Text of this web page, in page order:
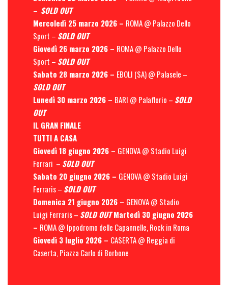
– SOLD OUT
Mercoledì 25 marzo 2026 – ROMA @ Palazzo Dello
Sport – SOLD OUT
Giovedì 26 marzo 2026 – ROMA @ Palazzo Dello
Sport – SOLD OUT
Sabato 28 marzo 2026 – EBOLI (SA) @ Palasele –
SOLD OUT
Lunedì 30 marzo 2026 – BARI @ Palaflorio – SOLD
OUT
IL GRAN FINALE
TUTTI A CASA
Giovedì 18 giugno 2026 – GENOVA @ Stadio Luigi
Ferrari – SOLD OUT
Sabato 20 giugno 2026 – GENOVA @ Stadio Luigi
Ferraris – SOLD OUT
Domenica 21 giugno 2026 – GENOVA @ Stadio
Luigi Ferraris – SOLD OUTMartedì 30 giugno 2026
– ROMA @ Ippodromo delle Capannelle, Rock in Roma
Giovedì 3 luglio 2026 – CASERTA @ Reggia di
Caserta, Piazza Carlo di Borbone